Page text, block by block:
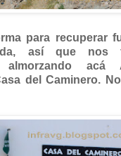
para recuperar
así que nos
almorzando
del Caminero.